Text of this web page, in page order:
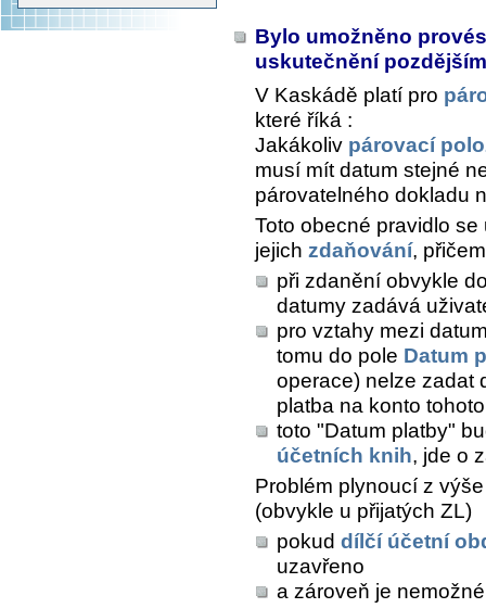
Bylo umožněno
uskutečnění
V Kaskádě platí pro
které říká :
Jakákoliv párovací
musí mít datum stejné
párovatelného dokladu
Toto obecné pravidlo
jejich zdaňování,
při zdanění obvykle
datumy zadává
pro vztahy mezi
tomu do pole Datum
operace) nelze zadat
platba na konto
toto "Datum platby"
účetních knih, jde o
Problém plynoucí z
(obvykle u přijatých ZL)
pokud dílčí účetní
uzavřeno
a zároveň je